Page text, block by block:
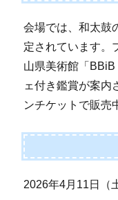
会場では、和太鼓
定されています。
山県美術館「
ェ付き鑑賞が案内
ンチケットで販売
2026年4月11日（